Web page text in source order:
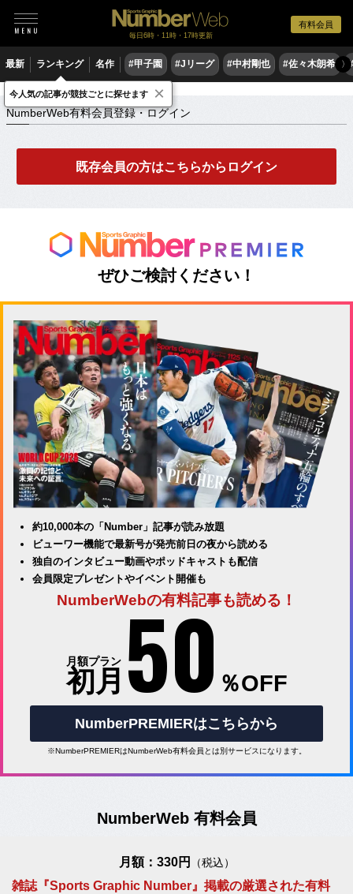
有料会員
毎日6時・11時・17時更新
最新 ランキング 名作 #甲子園 #Jリーグ #中村剛也 #佐々木朗希 〉
NumberWeb有料会員登録・ログイン
NumberWeb有料会員登録・ログイン
既存会員の方はこちらからログイン
ぜひご検討ください！
約10,000本の「Number」記事が読み放題
ビューワー機能で最新号が発売前日の夜から読める
独自のインタビュー動画やポッドキャストも配信
会員限定プレゼントやイベント開催も
NumberWebの有料記事も読める！
月額プラン
初月 50 ％OFF
NumberPREMIERはこちらから
※NumberPREMIERはNumberWeb有料会員とは別サービスになります。
NumberWeb 有料会員
月額：330円 （税込）
雑誌『Sports Graphic Number』掲載の厳選された有料
今人気の記事が競技ごとに探せます ×